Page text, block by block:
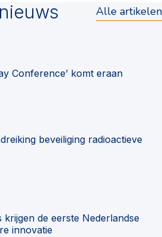
Alle artikelen
Conference’ komt eraan
beveiliging radioactieve
de eerste Nederlandse
innovatie